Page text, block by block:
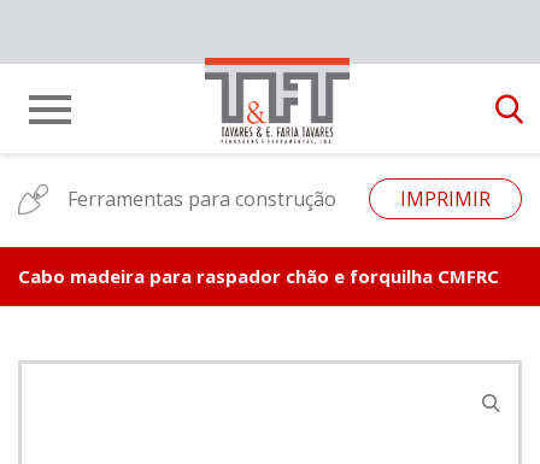
Ferramentas para construção IMPRIMIR
Cabo madeira para raspador chão e forquilha CMFRC